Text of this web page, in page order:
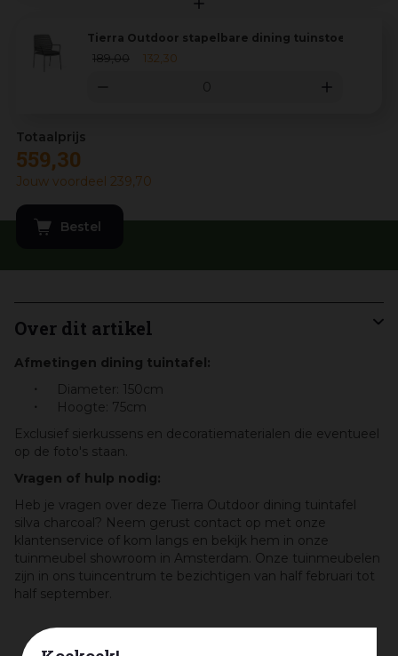
Tierra Outdoor stapelbare dining tuinstoel david
189,00 132 30
559,30
Jouw voordeel 239,70
Over dit artikel
Afmetingen dining tuintafel:
Diameter: 150cm
Hoogte: 75cm
Exclusief sierkussens en decoratiematerialen die eventueel
op de foto's staan.
Vragen of hulp nodig:
Heb je vragen over deze Tierra Outdoor dining tuintafel
silva charcoal? Neem gerust contact op met onze
klantenservice of kom langs en bekijk hem in onze
tuinmeubel showroom in Amsterdam. Onze tuinmeubelen
zijn in ons tuincentrum te bezichtigen van half februari tot
half september.